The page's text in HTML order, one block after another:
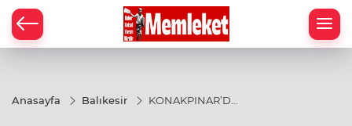
Anasayfa Balıkesir
KONAKPINAR’DA